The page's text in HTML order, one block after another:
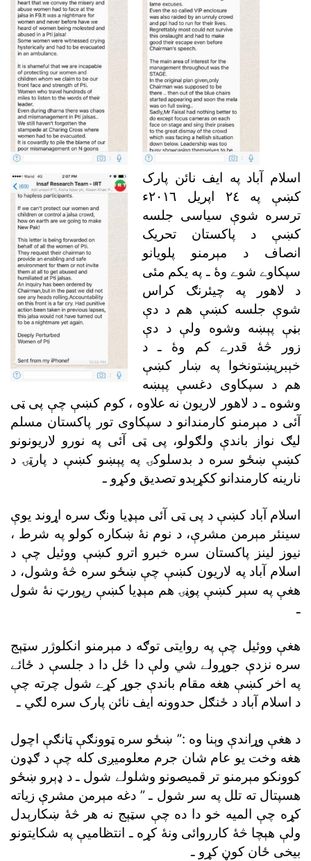
اسلام آباد په ايف نائن پارک
کښې په ٢٤ اپريل ٢٠١٦ء
ترسره شوې سياسى جلسه
کښې د پاکستان تحريک
انصاف د مېرمنو پلويانو
سپکاوے شوے وۀ ـ په يکم مئى
د لاهور په چيئرنګ کراس
شوې جلسه کښې هم د دې
بڼې پېښه وشوه ولې د دې
زور څۀ قدرے کم وۀ ـ د
خېبرپښتونخوا په ښار کښې
هم د سپکاوى دغسې پېښه
وشوه ـ د لاهور لاريون نه علاوه ، کوم کښې چې پى ټى
آئى د مېرمنو کارمندانو د سپکاوى تور پاکستان مسلم
ليګ نواز باندې ولګولو، پى ټى آئى په نورو لاريونونو
کښې ښځو سره د بدسلوکۍ په پېښو کښې د پارټۍ د
نارينه کارمندانو ککړېدو تصديق وکړو ـ
اسلام آباد کښې د پى ټى آئى مېډيا ونګ سره اړوند يوې
سينئر مېرمن مشرې، د نوم نۀ ښکاره کولو په شرط ،
نيوز لينز پاکستان سره خبرو اترو کښې ووئيل چې د
اسلام آباد په لاريون کښې چې ښځو سره څۀ وشول، د
هغې په سېر کښې پوڼۍ هم مېډيا کښې رپورټ نۀ شول
ـ
هغې ووئيل چې په روايتى توګه د مېرمنو انکلوژر سټېج
سره نزدې جوړولے شي ولې دا ځل دا د جلسې د ځائے
په اخر کښې هغه مقام باندې جوړ کړے شول چرته چې
د اسلام آباد د ځنګل حدوونه ايف نائن پارک سره لګي ـ
د هغې وړاندې وېنا وه :” ښځو سره ټوونګې ټانګې اچول
هغه وخت يو عام شان جرم معلوميږى کله چې د ګډون
کوونکو مېرمنو تر قميصونو وشلولے شول ـ د ډېرو ښځو
هسپتال ته تلل په سر شول ـ ” دغه مېرمن مشرې زياته
کړه چې الميه خو دا ده چې سټېج نه هر څۀ ښکارېدل
ولې هېچا څۀ کارروائى ونۀ کړه ـ انتظاميې په شکايتونو
بيخى ځان کوڼ کړو ـ